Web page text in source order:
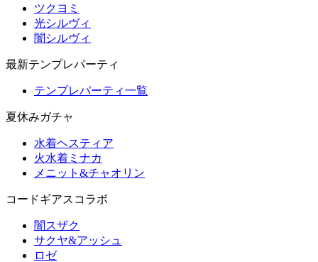
ツクヨミ
光シルヴィ
闇シルヴィ
最新テンプレパーティ
テンプレパーティ一覧
夏休みガチャ
水着ヘスティア
火水着ミナカ
メニット&チャオリン
コードギアスコラボ
闇スザク
サクヤ&アッシュ
ロゼ